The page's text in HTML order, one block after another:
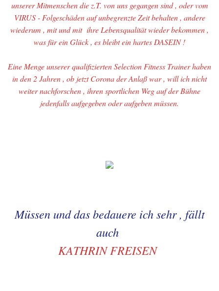
26.-SELECTION-AKTIVIA
27.-LINKLISTE
unserer Mitmenschen die z.T. von uns gegangen sind , oder vom
VIRUS - Folgeschäden auf unbegrenzte Zeit behalten , andere
wiederum , mit und mit ihre Lebensqualität wieder bekommen ,
was für ein Glück , es bleibt ein hartes DASEIN !
Eine Menge unserer qualifizierten Selection Fitness Trainer haben
in den 2 Jahren , ob jetzt Corona der Anlaß war , will ich nicht
weiter nachforschen , ihren sportlichen Weg auf der Bühne
jedenfalls aufgegeben oder aufgeben müssen.
Müssen und das bedauere ich sehr , fällt
auch
KATHRIN FREISEN